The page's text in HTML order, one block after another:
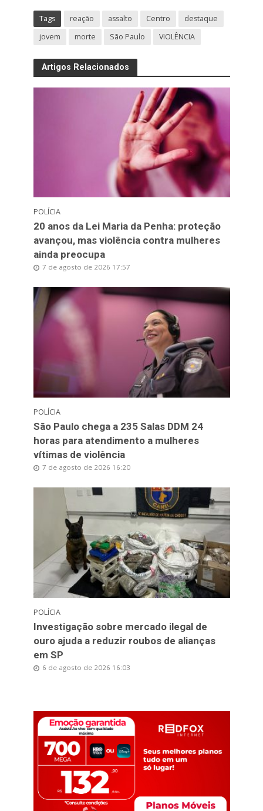
Tags reação assalto Centro
destaque
jovem
morte São Paulo VIOLÊNCIA
Artigos Relacionados
POLÍCIA
20 anos da Lei Maria da Penha: proteção
avançou, mas violência contra mulheres
ainda preocupa
7 de agosto de 2026 17:57
POLÍCIA
São Paulo chega a 235 Salas DDM 24
horas para atendimento a mulheres
vítimas de violência
7 de agosto de 2026 16:20
POLÍCIA
Investigação sobre mercado ilegal de
ouro ajuda a reduzir roubos de alianças
em SP
6 de agosto de 2026 16:03